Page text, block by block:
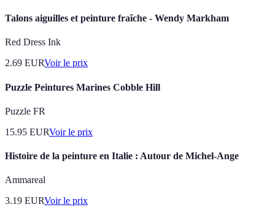
Talons aiguilles et peinture fraîche - Wendy Markham
Red Dress Ink
2.69 EURVoir le prix
Puzzle Peintures Marines Cobble Hill
Puzzle FR
15.95 EURVoir le prix
Histoire de la peinture en Italie : Autour de Michel-Ange
Ammareal
3.19 EURVoir le prix